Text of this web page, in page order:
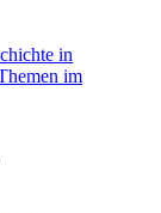
in
im